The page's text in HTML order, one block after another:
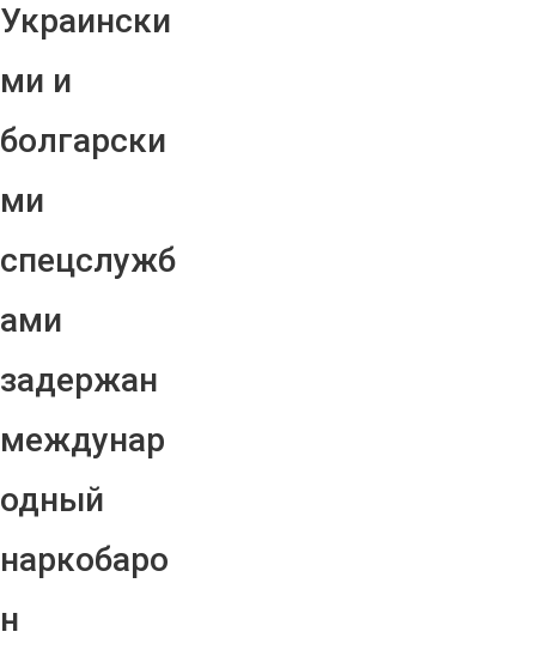
Украински
ми и
болгарски
ми
спецслужб
ами
задержан
междунар
одный
наркобаро
н